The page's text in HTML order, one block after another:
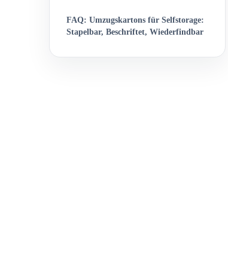
FAQ: Umzugskartons für Selfstorage:
Stapelbar, Beschriftet, Wiederfindbar